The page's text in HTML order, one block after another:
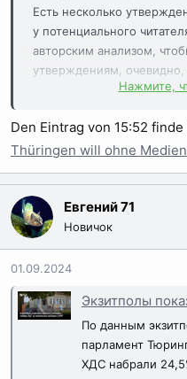
Есть несколько
у потенциального
авторским анализом,
утверждениям,
Нажмите,
Den Eintrag von 15:52
Thüringen will ohne
Евгений 71
Новичок
01.09.2024
Экзитполы показали
По данным
парламент
ХДС набрали